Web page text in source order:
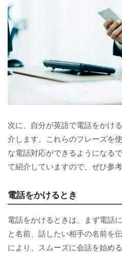
次に、自分が英語で電話をかけ
介します。これらのフレーズを
な電話対応ができるようになる
て紹介していますので、ぜひ参
電話をかけるとき
電話をかけるときは、まず電話
と名前、話したい相手の名前を
により、スムーズに会話を始め